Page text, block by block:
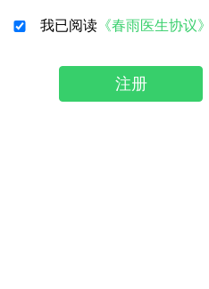
我已阅读 《春雨医生协议
注册